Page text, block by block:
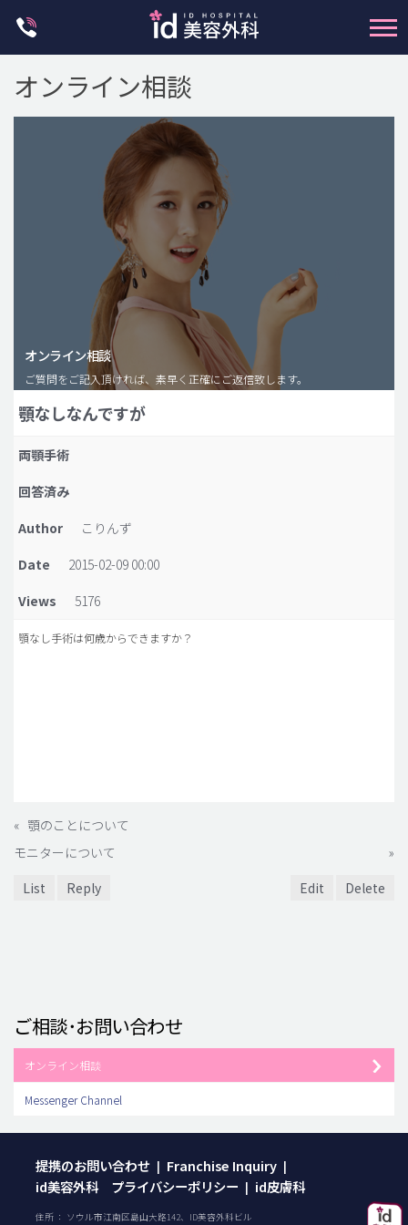
脂肪注入(アンチエイジング)
豊胸手術・バストアップ
プチ整形
idリアルストーリー
idニュース
病院紹介
安全整形
オンライン相談
オンライン相談
ご質問をご記入頂ければ、素早く正確にご返信致します。
顎なしなんですが
両顎手術
回答済み
Author
こりんず
Date
2015-02-09 00:00
Views
5176
顎なし手術は何歳からできますか？
« 顎のことについて
モニターについて
»
List
Reply Edit Delete
ご相談･お問い合わせ
オンライン相談
Messenger Channel
提携のお問い合わせ | Franchise Inquiry |
id美容外科 プライバシーポリシー | id皮膚科
住所 ： ソウル市江南区島山大路142、ID美容外科ビル